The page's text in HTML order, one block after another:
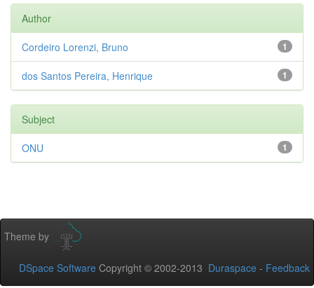
Author
1
Cordeiro Lorenzi, Bruno
1
dos Santos Pereira, Henrique
Subject
1
ONU
Theme by
DSpace Software Copyright © 2002-2013 Duraspace - Feedback